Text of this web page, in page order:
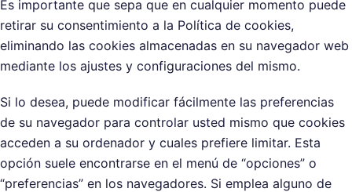
Es importante que sepa que en cualquier momento puede
retirar su consentimiento a la Política de cookies,
eliminando las cookies almacenadas en su navegador web
mediante los ajustes y configuraciones del mismo.
Si lo desea, puede modificar fácilmente las preferencias
de su navegador para controlar usted mismo que cookies
acceden a su ordenador y cuales prefiere limitar. Esta
opción suele encontrarse en el menú de “opciones” o
“preferencias” en los navegadores. Si emplea alguno de